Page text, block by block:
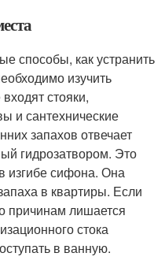
способы, как устранить
изучить
стояки,
и сантехнические
запахов отвечает
гидрозатвором. Это
изгибе сифона. Она
в квартиры. Если
причинам лишается
стока
в ванную.